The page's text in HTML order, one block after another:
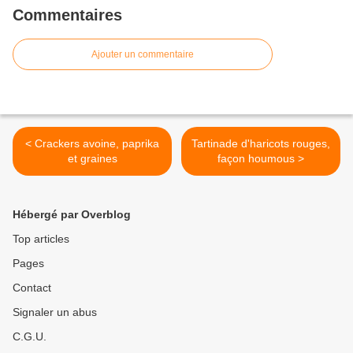
Commentaires
Ajouter un commentaire
< Crackers avoine, paprika
et graines
Tartinade d'haricots rouges,
façon houmous >
Hébergé par Overblog
Top articles
Pages
Contact
Signaler un abus
C.G.U.